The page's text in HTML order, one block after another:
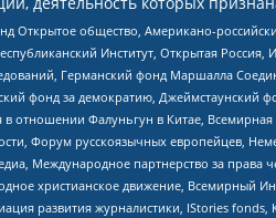
Открытое общество, Американо-
Институт, Открытая
Германский фонд Маршалла
фонд за демократию,
Фалуньгун в Китае,
Форум русскоязычных европейцев,
партнерство за права
христианское движение, Всемирный
развития журналистики, IStories